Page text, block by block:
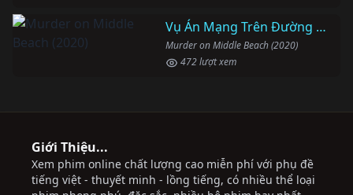
Vụ Án Mạng Trên Đường Middle Beach
Murder on Middle Beach (2020)
472 lượt xem
Giới Thiệu...
Xem phim online chất lượng cao miễn phí với phụ đề
tiếng việt - thuyết minh - lồng tiếng, có nhiều thể loại